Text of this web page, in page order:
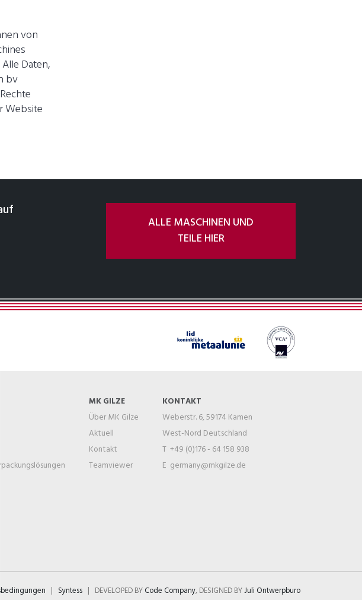
von
Daten,
bv
Website
ALLE MASCHINEN UND
TEILE HIER
MK GILZE
Über MK Gilze
Aktuell
Kontakt
Teamviewer
KONTAKT
Weberstr. 6, 59174 Kamen
West-Nord Deutschland
T +49 (0)176 - 64 158 938
E germany@mkgilze.de
Syntess DEVELOPED BY Code Company, DESIGNED BYJuli Ontwerpburo